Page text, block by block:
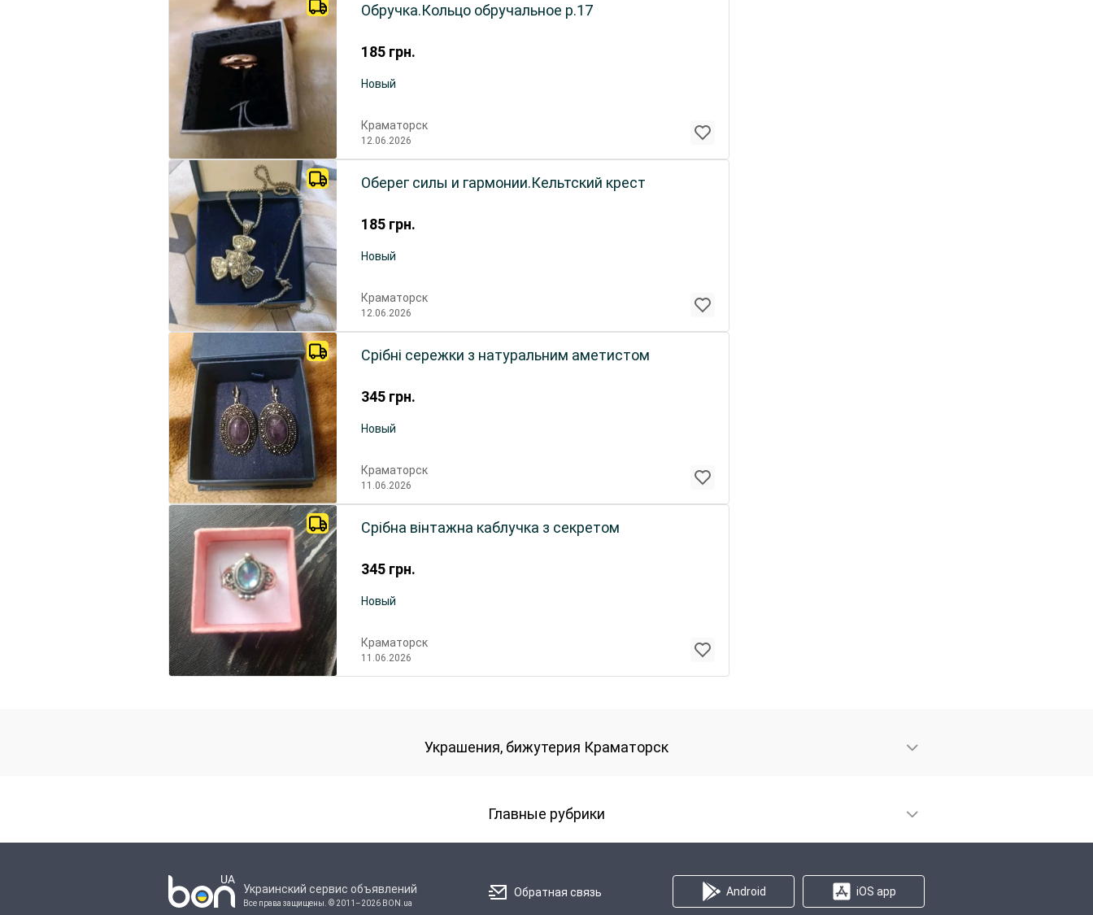
185 грн.
Обручка.Кольцо обручальное р.17
Новый
Краматорск
12.06.2026
185 грн.
Оберег силы и гармонии.Кельтский крест
Новый
Краматорск
12.06.2026
345 грн.
Срібні сережки з натуральним аметистом
Новый
Краматорск
11.06.2026
345 грн.
Срібна вінтажна каблучка з секретом
Новый
Краматорск
11.06.2026
Украшения, бижутерия Краматорск
Главные рубрики
Украинский сервис объявлений
Все права защищены. © 2011–2026 BON.ua
Обратная связь Android iOS app